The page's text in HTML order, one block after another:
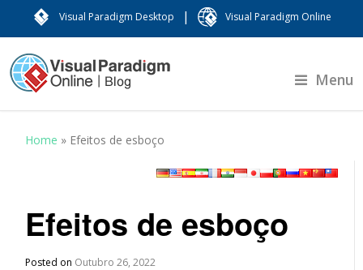
Visual Paradigm Desktop | Visual Paradigm Online
Menu
Home » Efeitos de esboço
Efeitos de esboço
Posted on Outubro 26, 2022